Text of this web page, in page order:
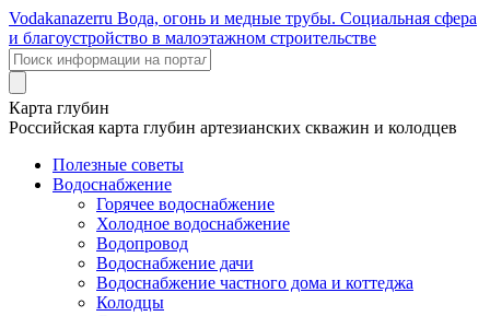
Vodakanazerru Вода, огонь и медные трубы. Социальная сфера
и благоустройство в малоэтажном строительстве
Карта глубин
Российская карта глубин артезианских скважин и колодцев
Полезные советы
Водоснабжение
Горячее водоснабжение
Холодное водоснабжение
Водопровод
Водоснабжение дачи
Водоснабжение частного дома и коттеджа
Колодцы